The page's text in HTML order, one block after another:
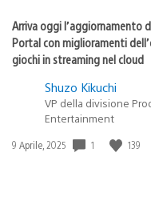
Arriva oggi l’aggiornamento
Portal con miglioramenti
giochi in streaming nel cloud
Shuzo Kikuchi
VP della divisione
Entertainment
Data
9 Aprile, 2025 1 139